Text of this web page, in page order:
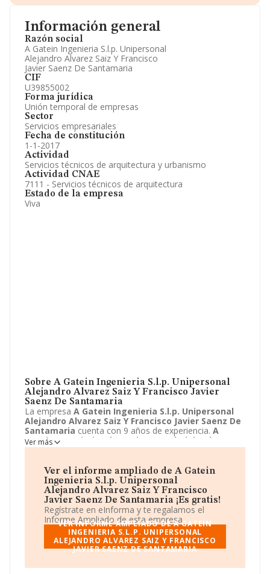
Información general
Razón social
A Gatein Ingenieria S.l.p. Unipersonal
Alejandro Alvarez Saiz Y Francisco
Javier Saenz De Santamaria
CIF
U39855002
Forma jurídica
Unión temporal de empresas
Sector
Servicios empresariales
Fecha de constitución
1-1-2017
Actividad
Servicios técnicos de arquitectura y urbanismo
Actividad CNAE
7111 - Servicios técnicos de arquitectura
Estado de la empresa
Viva
Sobre A Gatein Ingenieria S.l.p. Unipersonal
Alejandro Alvarez Saiz Y Francisco Javier
Saenz De Santamaria
La empresa A Gatein Ingenieria S.l.p. Unipersonal
Alejandro Alvarez Saiz Y Francisco Javier Saenz De
Santamaria cuenta con 9 años de experiencia. A
Gatein Ingenieria S.l.p. Unipersonal Alejandro
Alvarez Saiz Y Francisco Javier Saenz De
Santander, Cantabria. Su actividad CNAE se fine como
7111 - Servicios técnicos de arquitectura. El modelo de
sociedad deA Gatein Ingenieria S.l.p. Unipersonal
Alejandro Alvarez Saiz Y Francisco Javier Saenz De
Santamariaes Unión temporal de empresas.
Ver más
Ver el informe ampliado de A Gatein
Ingenieria S.l.p. Unipersonal
Alejandro Alvarez Saiz Y Francisco
Javier Saenz De Santamaria ¡Es gratis!
Regístrate en eInforma y te regalamos el
Informe Ampliado de esta empresa.
VER INFORME AMPLIADO DE A GATEIN
INGENIERIA S.L.P. UNIPERSONAL
ALEJANDRO ALVAREZ SAIZ Y FRANCISCO
JAVIER SAENZ DE SANTAMARIA
Gráficos de Evolución Ventas y Empleados.
Directivos y Ejecutivos.
Accionistas.
Participaciones y Vinculaciones en otras empresas.
Artículos de prensa publicados sobre la empresa.
Información oficial y registral complementaria.